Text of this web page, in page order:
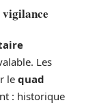
vigilance
Les
le quad
: historique